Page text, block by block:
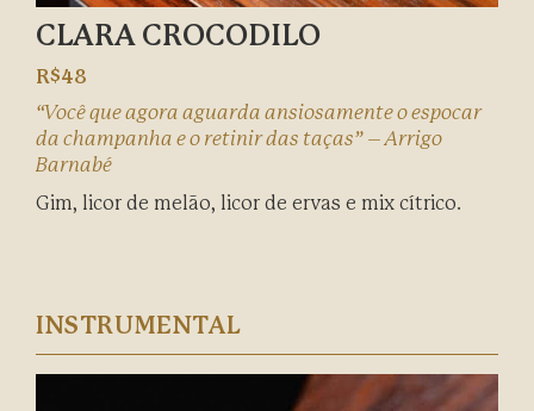
CLARA CROCODILO
R$48
“Você que agora aguarda ansiosamente o espocar
da champanha e o retinir das taças” – Arrigo
Barnabé
Gim, licor de melão, licor de ervas e mix cítrico.
INSTRUMENTAL